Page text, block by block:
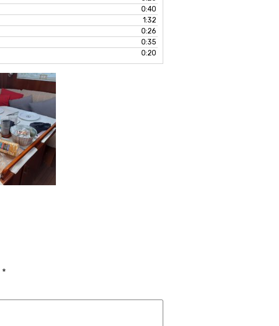
0:40
1:32
0:26
0:35
0:20
*